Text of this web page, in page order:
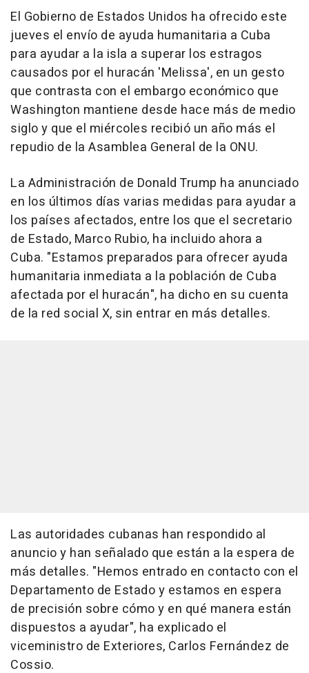
El Gobierno de Estados Unidos ha ofrecido este
jueves el envío de ayuda humanitaria a Cuba
para ayudar a la isla a superar los estragos
causados por el huracán 'Melissa', en un gesto
que contrasta con el embargo económico que
Washington mantiene desde hace más de medio
siglo y que el miércoles recibió un año más el
repudio de la Asamblea General de la ONU.
La Administración de Donald Trump ha anunciado
en los últimos días varias medidas para ayudar a
los países afectados, entre los que el secretario
de Estado, Marco Rubio, ha incluido ahora a
Cuba. "Estamos preparados para ofrecer ayuda
humanitaria inmediata a la población de Cuba
afectada por el huracán", ha dicho en su cuenta
de la red social X, sin entrar en más detalles.
Las autoridades cubanas han respondido al
anuncio y han señalado que están a la espera de
más detalles. "Hemos entrado en contacto con el
Departamento de Estado y estamos en espera
de precisión sobre cómo y en qué manera están
dispuestos a ayudar", ha explicado el
viceministro de Exteriores, Carlos Fernández de
Cossio.